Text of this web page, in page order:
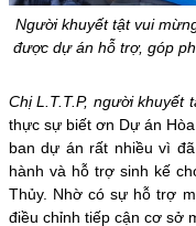
Người khuyết tật vui
được dự án hỗ trợ, góp
Chị L.T.T.P, người khuyết
thực sự biết ơn Dự án
ban dự án rất nhiều vì
hành và hỗ trợ sinh kế
Thủy. Nhờ có sự hỗ trợ
điều chỉnh tiếp cận cơ sở